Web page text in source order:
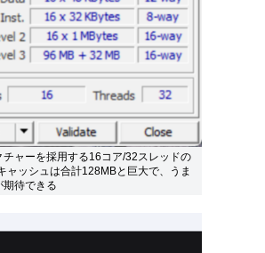
ャーを採用する16コア/32スレッドの
ッシュは合計128MBと巨大で、うま
期待できる